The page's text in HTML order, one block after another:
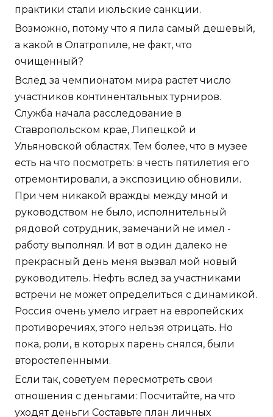
практики стали июльские санкции.
Возможно, потому что я пила самый дешевый,
а какой в Олатропиле, не факт, что
очищенный?
Вслед за чемпионатом мира растет число
участников континентальных турниров.
Служба начала расследование в
Ставропольском крае, Липецкой и
Ульяновской областях. Тем более, что в музее
есть на что посмотреть: в честь пятилетия его
отремонтировали, а экспозицию обновили.
При чем никакой вражды между мной и
руководством не было, исполнительный
рядовой сотрудник, замечаний не имел -
работу выполнял. И вот в один далеко не
прекрасный день меня вызвал мой новый
руководитель. Нефть вслед за участниками
встречи не может определиться с динамикой.
Россия очень умело играет на европейских
противоречиях, этого нельзя отрицать. Но
пока, роли, в которых парень снялся, были
второстепенными.
Если так, советуем пересмотреть свои
отношения с деньгами: Посчитайте, на что
уходят деньги Составьте план личных